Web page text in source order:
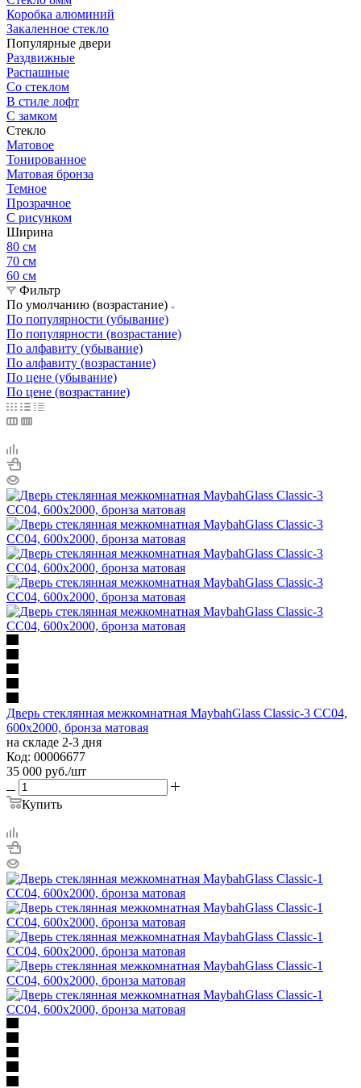
Коробка алюминий
Закаленное стекло
Популярные двери
Раздвижные
Распашные
Со стеклом
В стиле лофт
С замком
Стекло
Матовое
Тонированное
Матовая бронза
Темное
Прозрачное
С рисунком
Ширина
80 см
70 см
60 см
Фильтр
По умолчанию (возрастание)
По популярности (убывание)
По популярности (возрастание)
По алфавиту (убывание)
По алфавиту (возрастание)
По цене (убывание)
По цене (возрастание)
Дверь стеклянная межкомнатная MaybahGlass Classic-3 CC04,
600х2000, бронза матовая
на складе 2-3 дня
Код: 00006677
35 000 руб./шт
Купить